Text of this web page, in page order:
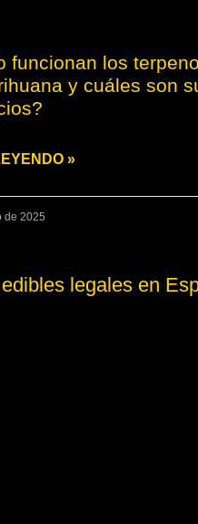
funcionan los
y cuáles son
»
de 2025